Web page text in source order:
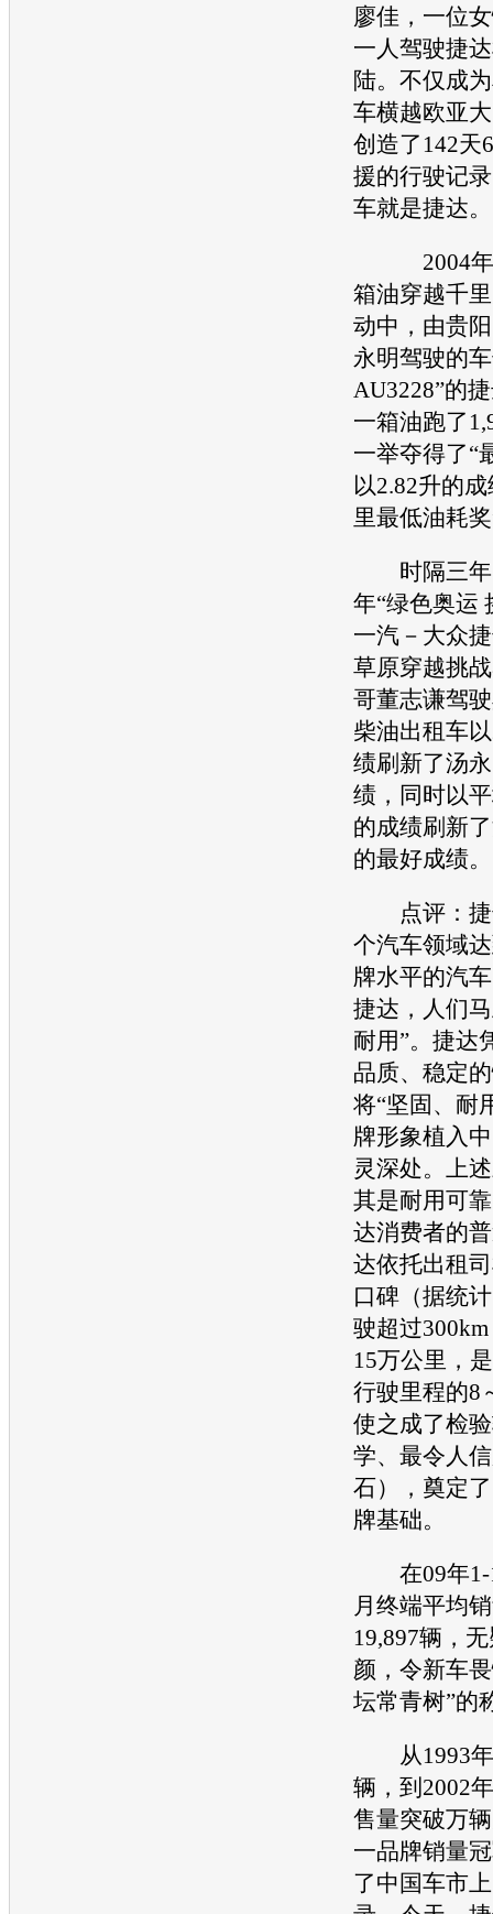
廖佳，一位
一人驾驶捷
陆。不仅成
车横越欧亚
创造了142天
援的行驶记
车就是捷达。
2004年9
箱油穿越千
动中，由贵
永明驾驶的
AU3228”的
一箱油跑了
一举夺得了“
以2.82升的
里最低油耗
时隔三年
年“绿色奥
一汽－大众
草原穿越挑
哥董志谦驾
柴油出租车
绩刷新了汤
绩，同时以
的成绩刷新
的最好成绩。
点评：捷
个汽车领域
牌水平的汽
捷达，人们
耐用”。捷达
品质、稳定
将“坚固、耐
牌形象植入
灵深处。上
其是耐用可
达消费者的
达依托出租
口碑（据统
驶超过
15万公里，
行驶里程的8
使之成了检
学、最令人
石），奠定
牌基础。
在09年1-
月终端平均
19,897辆，
颜，令新车
坛常青树”的
从1993年
辆，到2002
售量突破万
一品牌销量
了中国车市